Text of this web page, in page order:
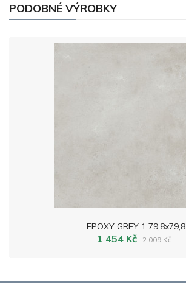
PODOBNÉ VÝROBKY
EPOXY GREY 1 79,8x79,8
1 454 Kč 2 009 Kč